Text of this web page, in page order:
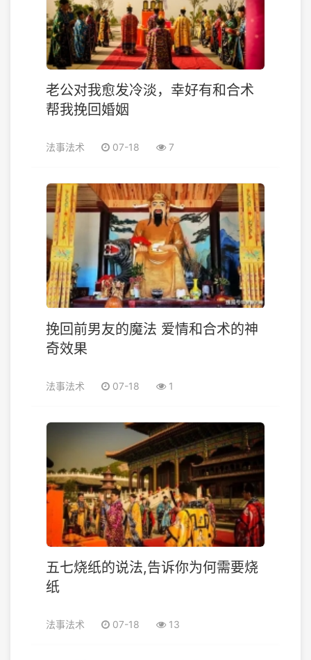
老公对我愈发冷淡，幸好有和合术
帮我挽回婚姻
法事法术 07-18 7
挽回前男友的魔法 爱情和合术的神
奇效果
法事法术 07-18 1
五七烧纸的说法,告诉你为何需要烧
纸
法事法术 07-18 13